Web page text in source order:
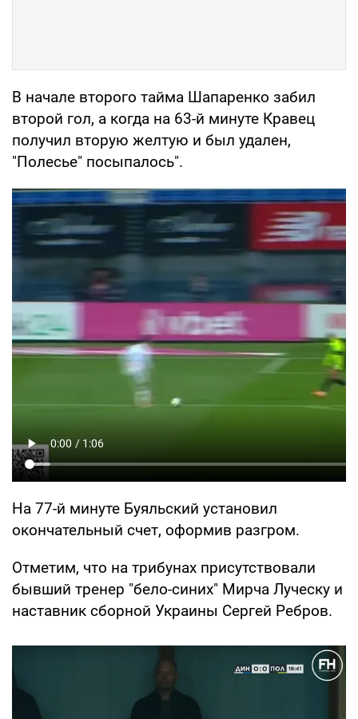
В начале второго тайма Шапаренко забил
второй гол, а когда на 63-й минуте Кравец
получил вторую желтую и был удален,
"Полесье" посыпалось".
На 77-й минуте Буяльский установил
окончательный счет, оформив разгром.
Отметим, что на трибунах присутствовали
бывший тренер "бело-синих" Мирча Луческу и
наставник сборной Украины Сергей Ребров.